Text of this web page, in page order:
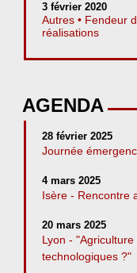
3 février 2020
Autres • Fendeur
réalisations
AGENDA
28 février 2025
Journée
4 mars 2025
Isère - Rencontre
20 mars 2025
Lyon -
technologiques ?"